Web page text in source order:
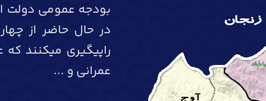
بودجه عمومی دولت
در حال حاضر از
راپیگیری میکنند
عمرانی و ...